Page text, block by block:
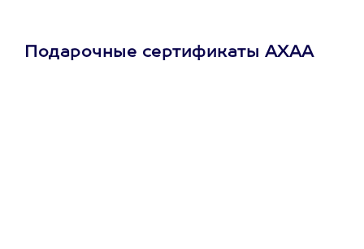
Подарочные сертификаты АХАА